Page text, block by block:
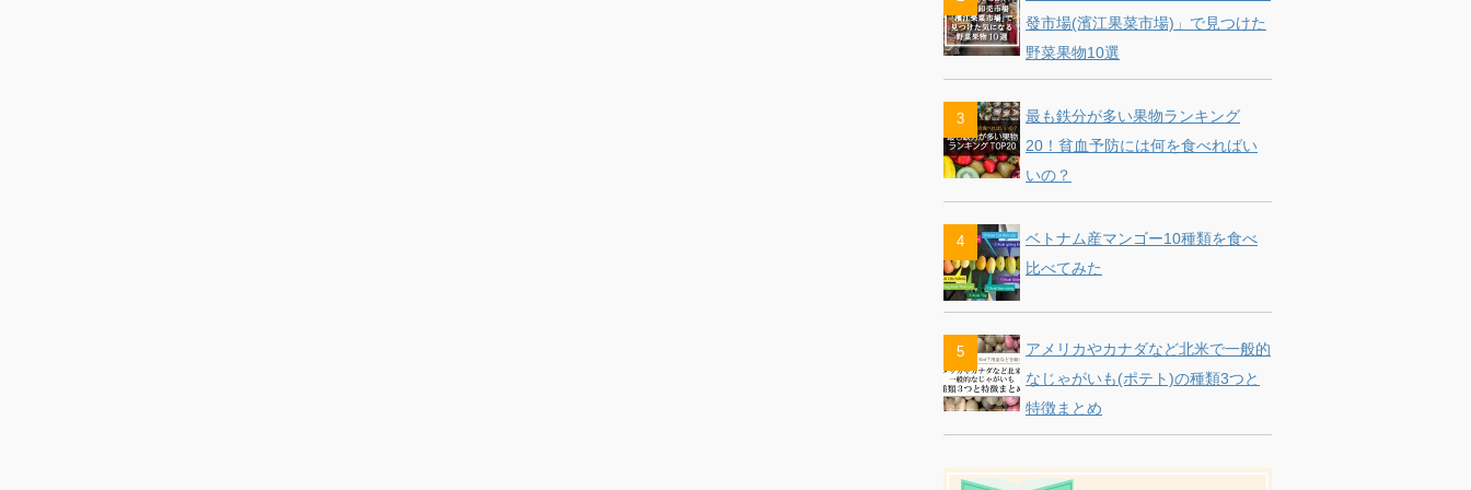
發市場(濱江果菜市場)」で見つけた
野菜果物10選
最も鉄分が多い果物ランキング
20！貧血予防には何を食べればい
いの？
ベトナム産マンゴー10種類を食べ
比べてみた
アメリカやカナダなど北米で一般的
なじゃがいも(ポテト)の種類3つと
特徴まとめ